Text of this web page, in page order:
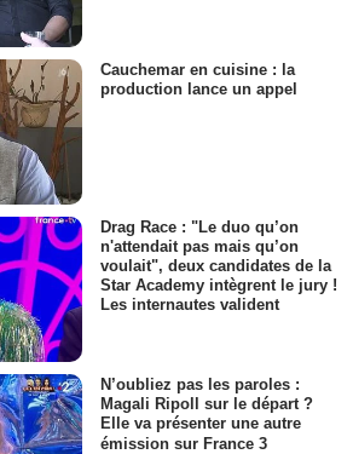
Cauchemar en cuisine : la
production lance un appel
Drag Race : "Le duo qu’on
n'attendait pas mais qu’on
voulait", deux candidates de la
Star Academy intègrent le jury !
Les internautes valident
N’oubliez pas les paroles :
Magali Ripoll sur le départ ?
Elle va présenter une autre
émission sur France 3